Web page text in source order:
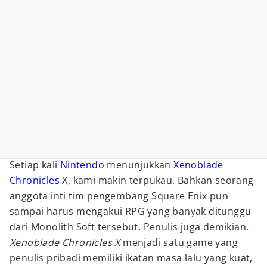
Setiap kali Nintendo menunjukkanXenoblade
Chronicles X, kami makin terpukau. Bahkan seorang
anggota inti tim pengembang Square Enix pun
sampai harus mengakui RPG yang banyak ditunggu
dari Monolith Soft tersebut. Penulis juga demikian.
Xenoblade Chronicles Xmenjadi satu game yang
penulis pribadi memiliki ikatan masa lalu yang kuat,